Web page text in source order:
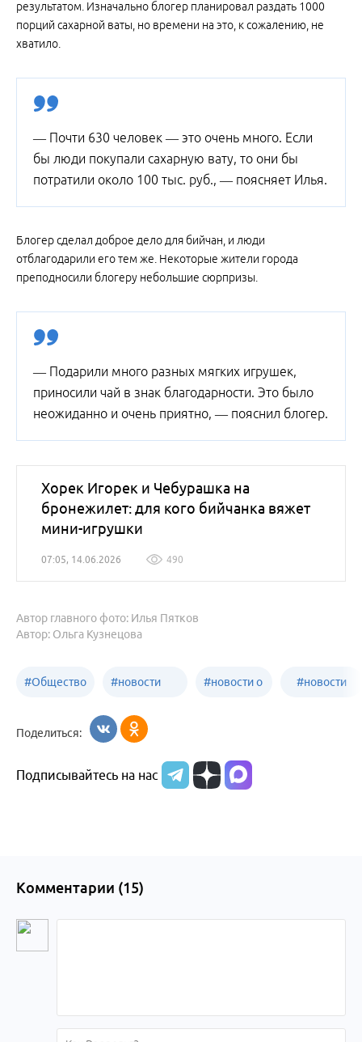
результатом. Изначально блогер планировал раздать 1000
порций сахарной ваты, но времени на это, к сожалению, не
хватило.
— Почти 630 человек — это очень много. Если
бы люди покупали сахарную вату, то они бы
потратили около 100 тыс. руб., — поясняет Илья.
Блогер сделал доброе дело для бийчан, и люди
отблагодарили его тем же. Некоторые жители города
преподносили блогеру небольшие сюрпризы.
— Подарили много разных мягких игрушек,
приносили чай в знак благодарности. Это было
неожиданно и очень приятно, — пояснил блогер.
Хорек Игорек и Чебурашка на
бронежилет: для кого бийчанка вяжет
мини-игрушки
07:05, 14.06.2026 490
Автор: Ольга Кузнецова
Автор главного фото: Илья Пятков
#Общество #новости
образования
#новости о
Алтайского
#новости
Поделиться:
Подписывайтесь на нас
Комментарии (15)